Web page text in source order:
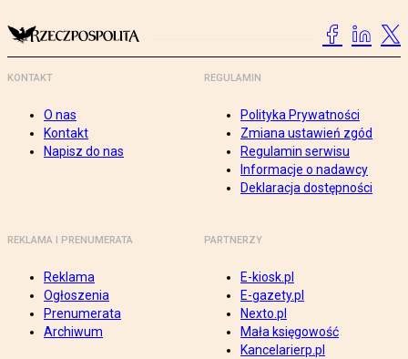
KONTAKT
O nas
Kontakt
Napisz do nas
REGULAMIN
Polityka Prywatności
Zmiana ustawień zgód
Regulamin serwisu
Informacje o nadawcy
Deklaracja dostępności
REKLAMA I PRENUMERATA
Reklama
Ogłoszenia
Prenumerata
Archiwum
PARTNERZY
E-kiosk.pl
E-gazety.pl
Nexto.pl
Mała księgowość
Kancelarierp.pl